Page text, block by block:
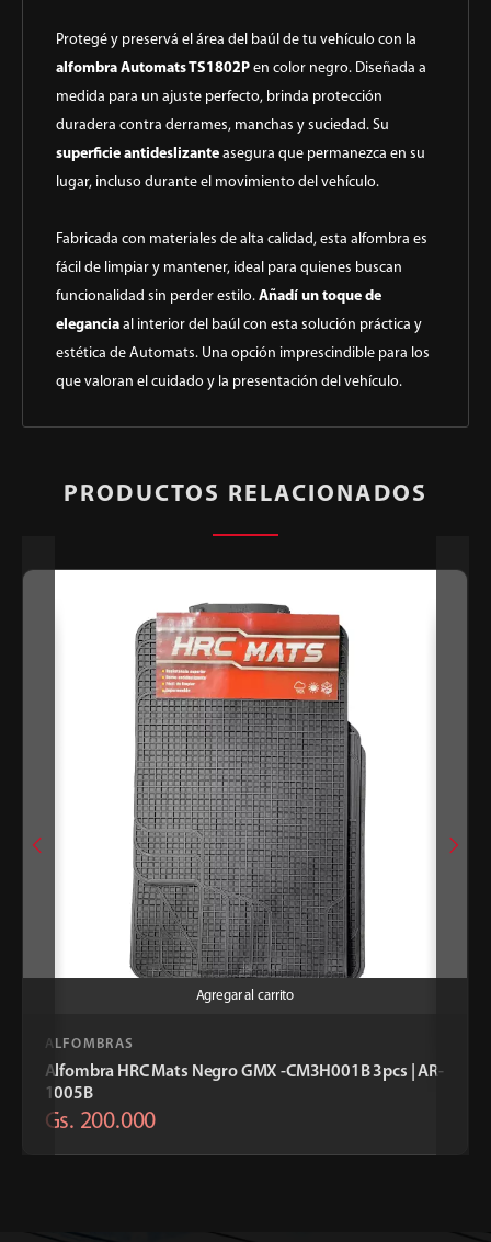
Protegé y preservá el área del baúl de tu vehículo con la
alfombra Automats TS1802P en color negro. Diseñada a
medida para un ajuste perfecto, brinda protección
duradera contra derrames, manchas y suciedad. Su
superficie antideslizante asegura que permanezca en su
lugar, incluso durante el movimiento del vehículo.
Fabricada con materiales de alta calidad, esta alfombra es
fácil de limpiar y mantener, ideal para quienes buscan
funcionalidad sin perder estilo. Añadí un toque de
elegancia al interior del baúl con esta solución práctica y
estética de Automats. Una opción imprescindible para los
que valoran el cuidado y la presentación del vehículo.
PRODUCTOS RELACIONADOS
Agregar al carrito
ALFOMBRAS
Alfombra HRC Mats Negro GMX -CM3H001B 3pcs | AR-
1005B
Gs. 200.000